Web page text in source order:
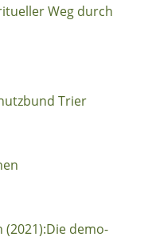
Weg durch
Trier
demo-